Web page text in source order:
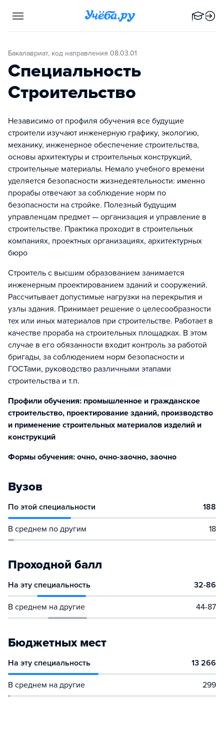
Бакалавриат, код направления 08.03.01
Специальность
Строительство
Независимо от профиля обучения все будущие
строители изучают инженерную графику, экологию,
механику, инженерное обеспечение строительства,
основы архитектуры и строительных конструкций,
строительные материалы. Немало учебного времени
уделяется безопасности жизнедеятельности: именно
прорабы отвечают за соблюдение норм по
безопасности на стройке. Полезный будущим
управленцам предмет — организация и управление в
строительстве. Практика проходит в строительных
компаниях, проектных организациях, архитектурных
бюро
Строитель с высшим образованием занимается
инженерным проектированием зданий и сооружений.
Рассчитывает допустимые нагрузки на перекрытия и
узлы здания. Принимает решение о целесообразности
тех или иных материалов при строительстве. Работает в
качестве прораба на строительных площадках. В этом
случае в его обязанности входит контроль за работой
бригады, за соблюдением норм безопасности и
ГОСТами, руководство различными этапами
строительства и т.п.
Профили обучения: промышленное и гражданское
строительство, проектирование зданий, производство
и применение строительных материалов изделий и
конструкций
Формы обучения: очно, очно-заочно, заочно
Вузов
По этой специальности 188
В среднем по другим 18
Проходной балл
На эту специальность 32-86
В среднем на другие 44-87
Бюджетных мест
На эту специальность 13 266
В среднем на другие 299